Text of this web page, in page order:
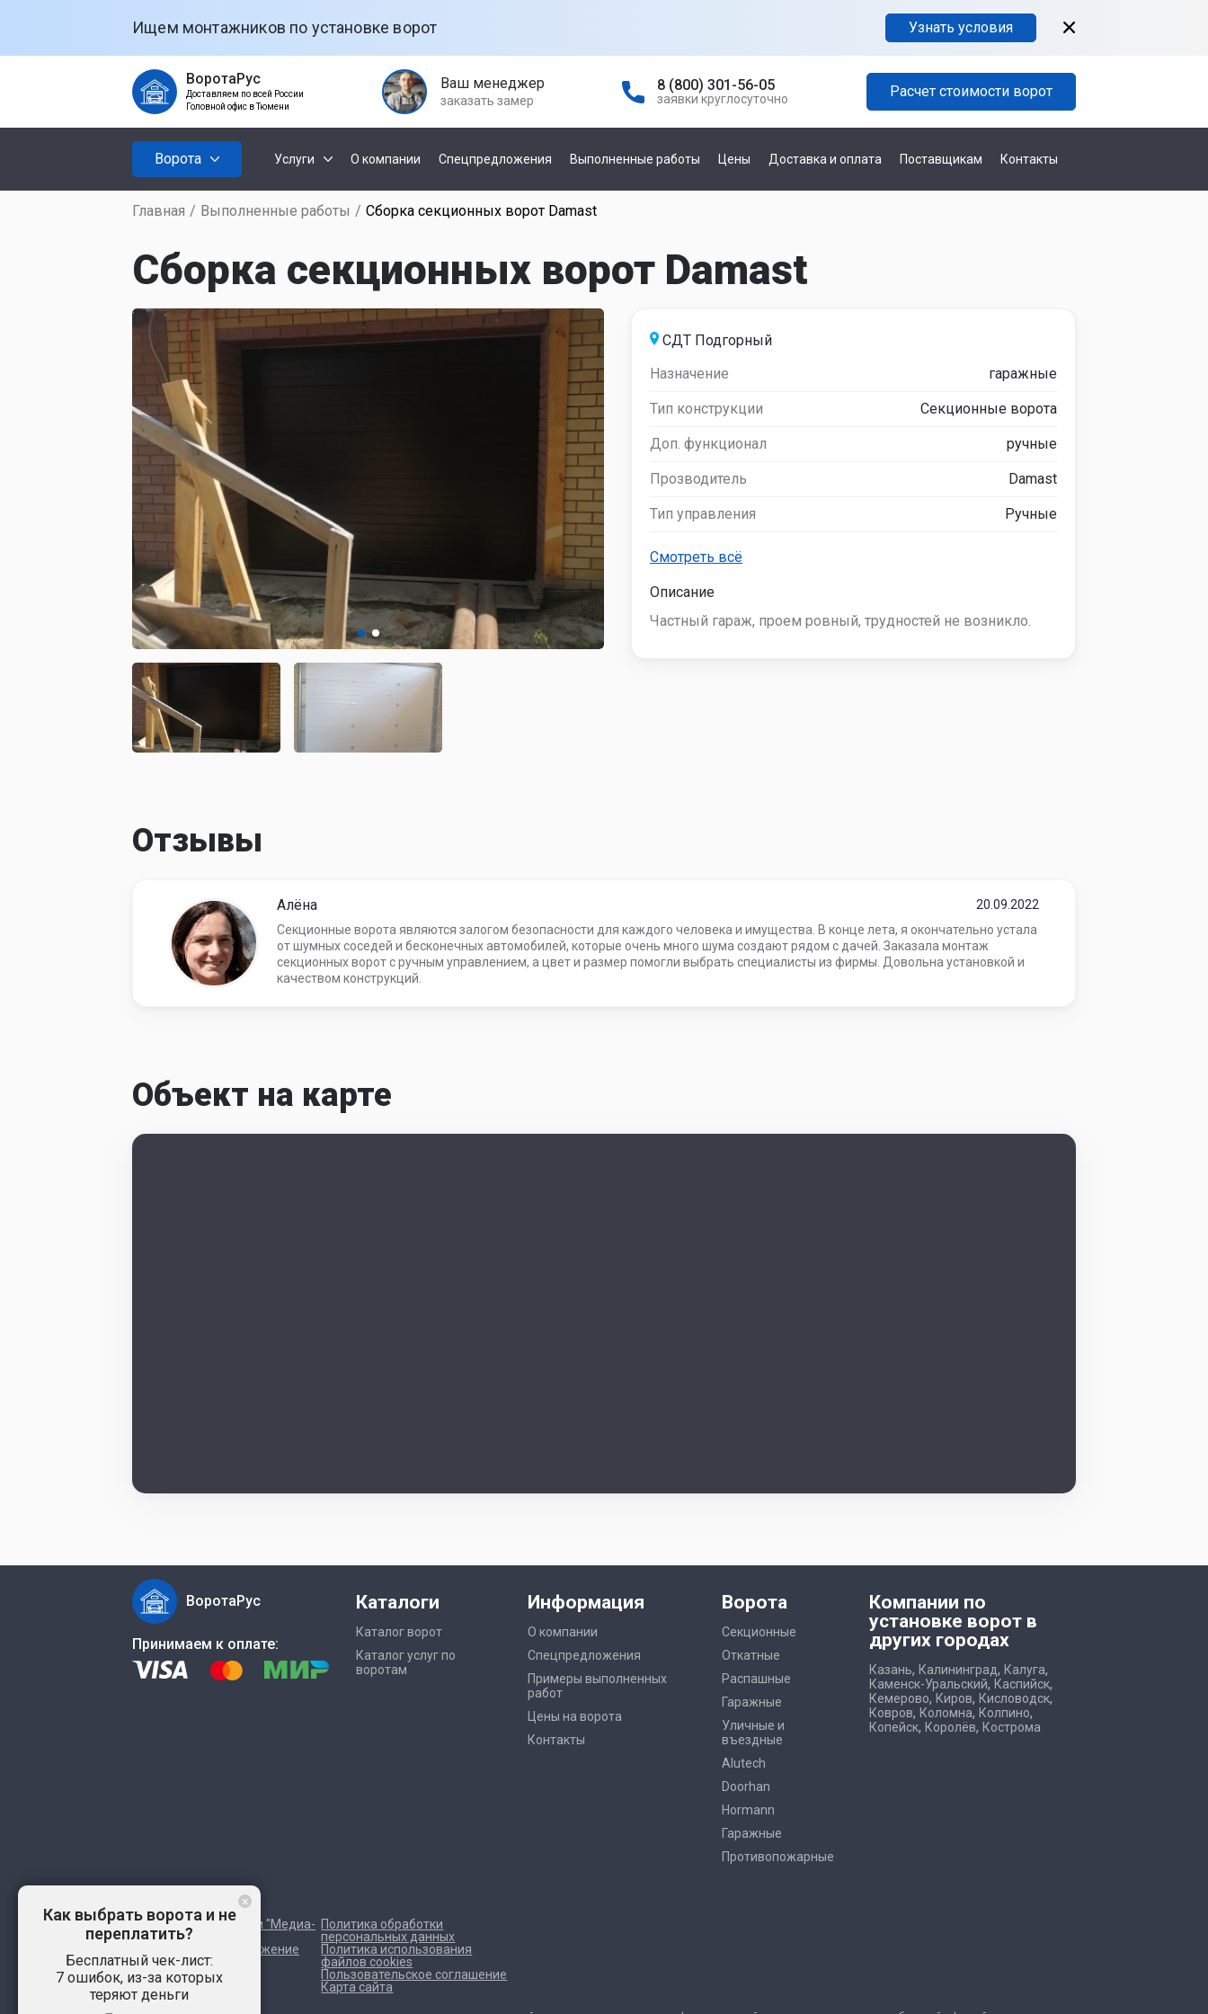
Ищем монтажников по установке ворот Узнать условия
ВоротаРус
Доставляем по всей России
Головной офис в Тюмени
Ваш менеджер
заказать замер
8 (800) 301-56-05
заявки круглосуточно Расчет стоимости ворот
Ворота
механическое
автоматическое
По производителю
Damast
Doorhan
По материалу
Дополнительный
функционал
панорамные
Откатные
Услуги
рольставней
Установка шлагбаумов
Установка автоматики
О компании Спецпредложения Выполненные работы Цены Доставка и оплата Поставщикам Контакты
Главная / Выполненные работы / Сборка секционных ворот Damast
Сборка секционных ворот Damast
СДТ Подгорный
Назначение
гаражные
Тип конструкции Секционные ворота
Доп. функционал ручные
Прозводитель Damast
Тип управления Ручные
Смотреть всё
Описание
Частный гараж, проем ровный, трудностей не возникло.
Отзывы
Алёна
20.09.2022
Секционные ворота являются залогом безопасности для каждого человека и имущества. В конце лета, я окончательно устала
от шумных соседей и бесконечных автомобилей, которые очень много шума создают рядом с дачей. Заказала монтаж
секционных ворот с ручным управлением, а цвет и размер помогли выбрать специалисты из фирмы. Довольна установкой и
качеством конструкций.
Объект на карте
ВоротаРус
Принимаем к оплате:
Каталоги
Каталог ворот
Каталог услуг по
воротам
Информация
О компании
Спецпредложения
Примеры выполненных
работ
Цены на ворота
Контакты
Ворота
Секционные
Откатные
Распашные
Гаражные
Уличные и
въездные
Alutech
Doorhan
Hormann
Гаражные
Противопожарные
Компании по
установке ворот в
других городах
Казань, Калининград, Калуга,
Каменск-Уральский, Каспийск,
Кемерово, Киров, Кисловодск,
Ковров, Коломна, Колпино,
Копейск, Королёв, Кострома
Управление сайтом "Медиа-
Решения
Создание и продвижение
"Приоритет"
Политика обработки
персональных данных
Политика использования
файлов cookies
Пользовательское соглашение
Карта сайта
Как выбрать ворота и не
переплатить?
×
Бесплатный чек-лист:
7 ошибок, из-за которых
теряют деньги